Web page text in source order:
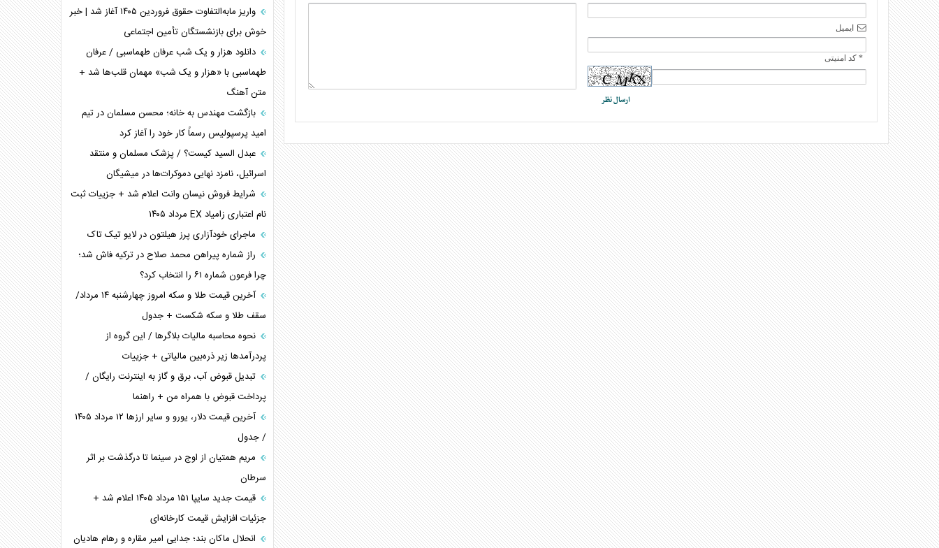
ایمیل
* کد امنیتی
خطای راهبردی ترامپ مقابل برزیل
متن و حاشیه سفر نتانیاهو به آمریکا
نقش راهبردی ایران در دیپلماسی غذایی جهان
فضای مجازی، چالش تربیتی خانواده‌ها
پیامدهای خطرناک حمله اوکراین به کشتی ایرانی
تجارت خارجی، تحریم و محاصره
واریز مابه‌التفاوت حقوق فروردین ۱۴۰۵ آغاز شد | خبر
خوش برای بازنشستگان تأمین اجتماعی
دانلود هزار و یک شب عرفان طهماسبی / عرفان
طهماسبی با «هزار و یک شب» مهمان قلب‌ها شد +
متن آهنگ
بازگشت مهندس به خانه؛ محسن مسلمان در تیم
امید پرسپولیس رسماً کار خود را آغاز کرد
عبدل السید کیست؟ / پزشک مسلمان و منتقد
اسرائیل، نامزد نهایی دموکرات‌ها در میشیگان
شرایط فروش نیسان وانت اعلام شد + جزییات ثبت
نام اعتباری زامیاد EX مرداد ۱۴۰۵
ماجرای خودآزاری پرز هیلتون در لایو تیک تاک
راز شماره پیراهن محمد صلاح در ترکیه فاش شد؛
چرا فرعون شماره ۶۱ را انتخاب کرد؟
آخرین قیمت طلا و سکه امروز چهارشنبه ۱۴ مرداد/
سقف طلا و سکه شکست + جدول
نحوه محاسبه مالیات بلاگر‌ها / این گروه از
پردرآمد‌ها زیر ذره‌بین مالیاتی + جزییات
تبدیل قبوض آب، برق و گاز به اینترنت رایگان /
پرداخت قبوض با همراه من + راهنما
آخرین قیمت دلار، یورو و سایر ارز‌ها ۱۲ مرداد ۱۴۰۵
/ جدول
مریم همتیان از اوج در سینما تا درگذشت بر اثر
سرطان
قیمت جدید سایپا ۱۵۱ مرداد ۱۴۰۵ اعلام شد +
جزئیات افزایش قیمت کارخانه‌ای
انحلال ماکان بند؛ جدایی امیر مقاره و رهام هادیان